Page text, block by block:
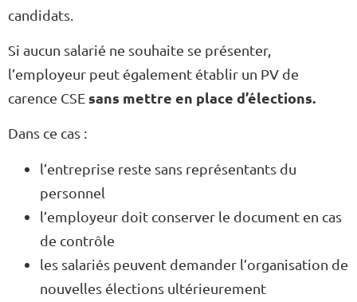
candidats.
Si aucun salarié ne souhaite se présenter,
l’employeur peut également établir un PV de
carence CSE sans mettre en place d’élections.
Dans ce cas :
l’entreprise reste sans représentants du
personnel
l’employeur doit conserver le document en cas
de contrôle
les salariés peuvent demander l’organisation de
nouvelles élections ultérieurement